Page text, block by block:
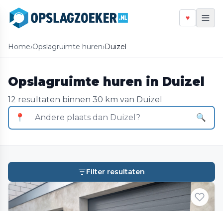
♥
Home›Opslagruimte huren›Duizel
Opslagruimte huren in Duizel
12 resultaten binnen 30 km van Duizel
📍
🔍
Filter resultaten